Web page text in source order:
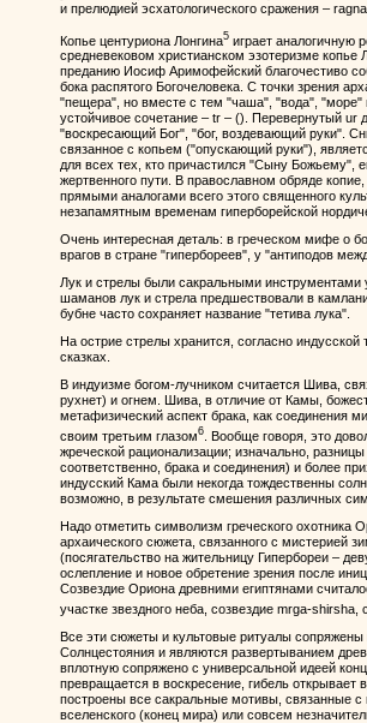
и прелюдией эсхатологического сражения –
Копье центуриона Лонгина5 играет аналогичную
средневековом христианском эзотеризме
преданию Иосиф Аримофейский благочестиво
бока распятого Богочеловека. С точки зрения
"пещера", но вместе с тем "чаша", "вода", "море"
устойчивое сочетание – tr – (). Перевернутый ur
"воскресающий Бог", "бог, воздевающий руки".
связанное с копьем ("опускающий руки"),
для всех тех, кто причастился "Сыну Божьему",
жертвенного пути. В православном обряде
прямыми аналогами всего этого священного
незапамятным временам гиперборейской
Очень интересная деталь: в греческом мифе о
врагов в стране "гипербореев", у "антиподов
Лук и стрелы были сакральными инструментами
шаманов лук и стрела предшествовали в
бубне часто сохраняет название "тетива лука".
На острие стрелы хранится, согласно
сказках.
В индуизме богом-лучником считается Шива,
рухнет) и огнем. Шива, в отличие от Камы,
метафизический аспект брака, как соединения
своим третьим глазом6 . Вообще говоря, это
жреческой рационализации; изначально,
соответственно, брака и соединения) и более
индусский Кама были некогда тождественны
возможно, в результате смешения различных
Надо отметить символизм греческого охотника
архаического сюжета, связанного с мистерией
(посягательство на жительницу Гипербореи –
ослепление и новое обретение зрения после
Созвездие Ориона древними египтянами
участке звездного неба, созвездие mrga-
Все эти сюжеты и культовые ритуалы
Солнцестояния и являются развертыванием
вплотную сопряжено с универсальной идеей
превращается в воскресение, гибель
построены все сакральные мотивы, связанные с
вселенского (конец мира) или совсем